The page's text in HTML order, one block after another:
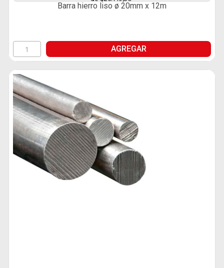
Barra hierro liso ø 20mm x 12m
AGREGAR